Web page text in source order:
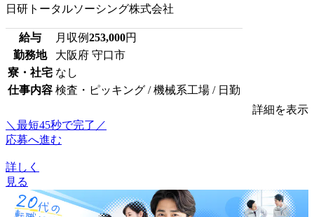
日研トータルソーシング株式会社
給与 月収例253,000円
勤務地
大阪府 守口市
寮・社宅 なし
仕事内容 検査・ピッキング / 機械系工場 / 日勤
詳細を表示
＼最短45秒で完了／
応募へ進む
詳しく
見る